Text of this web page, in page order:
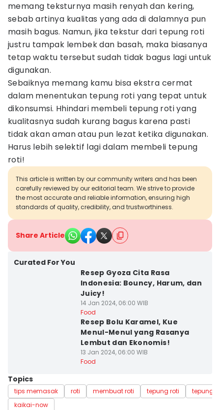
memang teksturnya masih renyah dan kering,
sebab artinya kualitas yang ada di dalamnya pun
masih bagus. Namun, jika tekstur dari tepung roti
justru tampak lembek dan basah, maka biasanya
tetap waktu tersebut sudah tidak bagus lagi untuk
digunakan.
Sebaiknya memang kamu bisa ekstra cermat
dalam menentukan tepung roti yang tepat untuk
dikonsumsi. Hhindari membeli tepung roti yang
kualitasnya sudah kurang bagus karena pasti
tidak akan aman atau pun lezat ketika digunakan.
Harus lebih selektif lagi dalam membeli tepung
roti!
This article is written by our community writers and has been
carefully reviewed by our editorial team. We strive to provide
the most accurate and reliable information, ensuring high
standards of quality, credibility, and trustworthiness.
Share Article
Curated For You
Resep Gyoza Cita Rasa
Indonesia: Bouncy, Harum, dan
Juicy!
14 Jan 2024, 06:00 WIB
Food
Resep Bolu Karamel, Kue
Menul-Menul yang Rasanya
Lembut dan Ekonomis!
13 Jan 2024, 06:00 WIB
Food
Topics
tips memasak roti membuat roti tepung roti
tepung
kaikai-now